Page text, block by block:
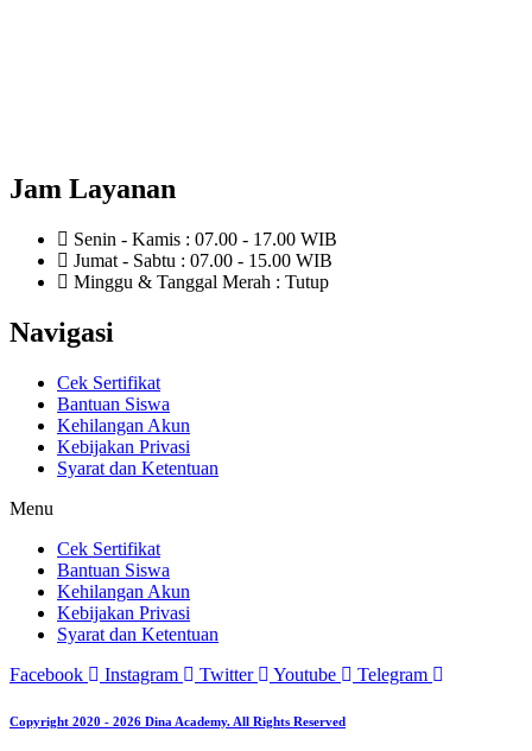
Jam Layanan
Senin - Kamis : 07.00 - 17.00 WIB
Jumat - Sabtu : 07.00 - 15.00 WIB
Minggu & Tanggal Merah : Tutup
Navigasi
Cek Sertifikat
Bantuan Siswa
Kehilangan Akun
Kebijakan Privasi
Syarat dan Ketentuan
Menu
Cek Sertifikat
Bantuan Siswa
Kehilangan Akun
Kebijakan Privasi
Syarat dan Ketentuan
Facebook
Instagram Twitter Youtube Telegram
Copyright 2020 - 2026 Dina Academy. All Rights Reserved